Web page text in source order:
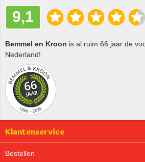
9,1
Bemmel en Kroon is al ruim 66 jaar de
Nederland!
Klantenservice
Bestellen